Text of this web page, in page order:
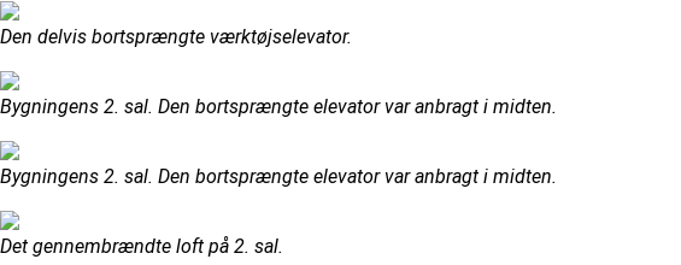
Den delvis bortsprængte værktøjselevator.
Bygningens 2. sal. Den bortsprængte elevator var anbragt i midten.
Bygningens 2. sal. Den bortsprængte elevator var anbragt i midten.
Det gennembrændte loft på 2. sal.